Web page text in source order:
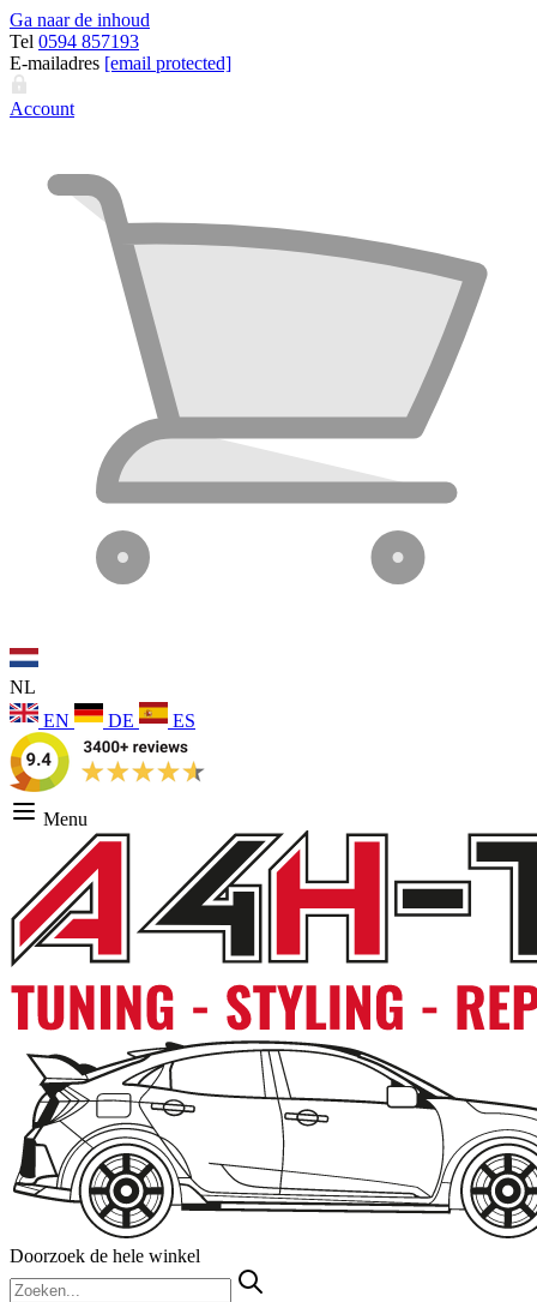
Ga naar de inhoud
Tel 0594 857193
E-mailadres [email protected]
Account
NL
EN
DE ES
Menu
Doorzoek de hele winkel